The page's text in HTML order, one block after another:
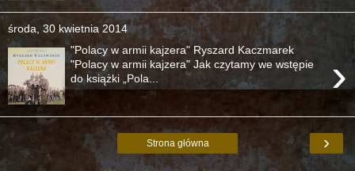
środa, 30 kwietnia 2014
›
"Polacy w armii kajzera" Ryszard Kaczmarek
"Polacy w armii kajzera" Jak czytamy we wstępie
do książki „Pola...
›
Strona główna